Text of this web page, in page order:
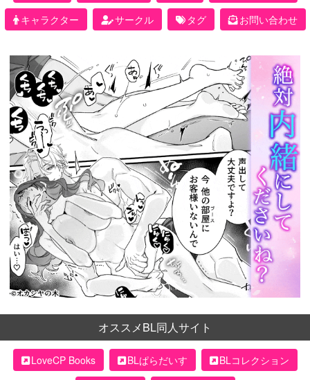
キャラクター
サークル タグ お問い合わせ
オススメBL同人サイト
LoveCP Books BLぱらだいす
BLコレクション